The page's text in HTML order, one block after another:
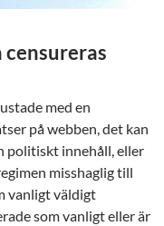
censureras
med en
på webben, det kan
politiskt innehåll, eller
misshaglig till
vanligt väldigt
som vanligt eller är